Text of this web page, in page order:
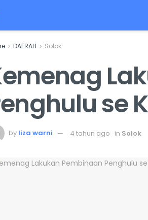
DAERAH Solok
se
by liza warni 4 tahun ago in Solok